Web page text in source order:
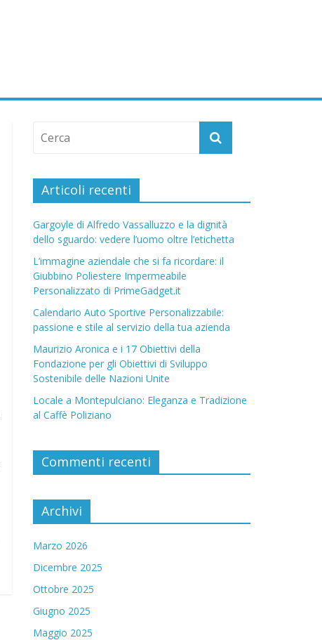
Articoli recenti
Gargoyle di Alfredo Vassalluzzo e la dignità
dello sguardo: vedere l’uomo oltre l’etichetta
L’immagine aziendale che si fa ricordare: il
Giubbino Poliestere Impermeabile
Personalizzato di PrimeGadget.it
Calendario Auto Sportive Personalizzabile:
passione e stile al servizio della tua azienda
Maurizio Aronica e i 17 Obiettivi della
Fondazione per gli Obiettivi di Sviluppo
Sostenibile delle Nazioni Unite
Locale a Montepulciano: Eleganza e Tradizione
al Caffè Poliziano
Commenti recenti
Archivi
Marzo 2026
Dicembre 2025
Ottobre 2025
Giugno 2025
Maggio 2025